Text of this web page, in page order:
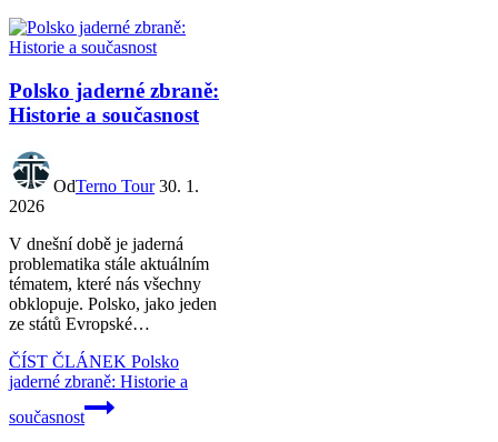
Polsko jaderné zbraně:
Historie a současnost
OdTerno Tour 30. 1.
2026
V dnešní době je jaderná
problematika stále aktuálním
tématem, které nás všechny
obklopuje. Polsko, jako jeden
ze států Evropské…
ČÍST ČLÁNEK Polsko
jaderné zbraně: Historie a
současnost